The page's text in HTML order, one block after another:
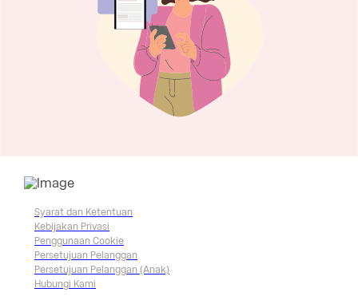
Syarat dan Ketentuan
Kebijakan Privasi
Penggunaan Cookie
Persetujuan Pelanggan
Persetujuan Pelanggan (Anak)
Hubungi Kami